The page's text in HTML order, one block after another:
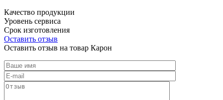
Качество продукции
Уровень сервиса
Срок изготовления
Оставить отзыв
Оставить отзыв на товар Карон